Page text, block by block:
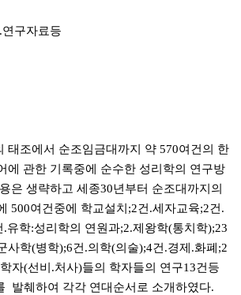
구자료등
태조에서 순조임금대까지 약 570여건의 한
에 관한 기록중에 순수한 성리학의 연구방
은 생략하고 세종30년부터 순조대까지의
500여건중에 학교설치;2건.세자교육;2건.
유학:성리학의 연원과;2.제왕학(통치학);23
사학(병학);6건.의학(의술);4건.경제.화폐;2
자(선비.처사)들의 학자들의 연구13건등
발췌하여 각각 연대순서로 소개하였다.